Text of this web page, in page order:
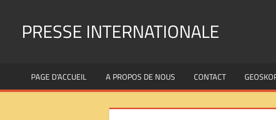
contenuPRESSE INTERNATIONALE
Géopolitique
PAGE D’ACCUEIL A PROPOS DE NOUS CONTACT